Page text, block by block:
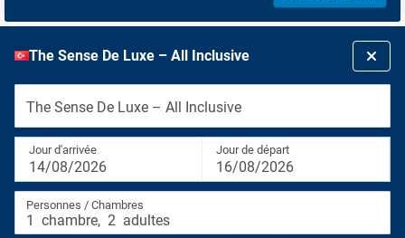
The Sense De Luxe – All Inclusive
The Sense De Luxe – All Inclusive
Jour d'arrivée
14/08/2026
Jour de départ
16/08/2026
Personnes / Chambres
1 chambre, 2 adultes